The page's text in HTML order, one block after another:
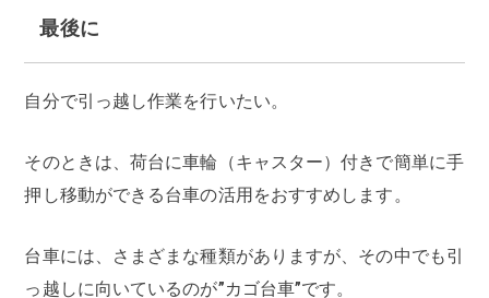
最後に
自分で引っ越し作業を行いたい。
そのときは、荷台に車輪（キャスター）付きで簡単に手
押し移動ができる台車の活用をおすすめします。
台車には、さまざまな種類がありますが、その中でも引
っ越しに向いているのが”カゴ台車”です。